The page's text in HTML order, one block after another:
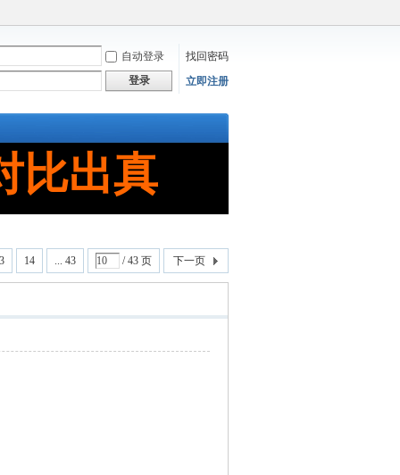
自动登录
找回密码
登录
立即注册
比出真
14 ... 43 / 43 页 下一页